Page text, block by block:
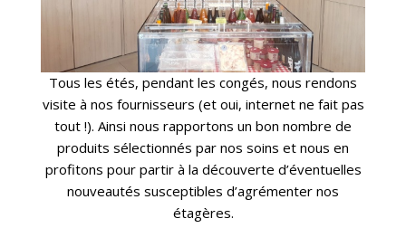
Tous les étés, pendant les congés, nous rendons
visite à nos fournisseurs (et oui, internet ne fait pas
tout !). Ainsi nous rapportons un bon nombre de
produits sélectionnés par nos soins et nous en
profitons pour partir à la découverte d’éventuelles
nouveautés susceptibles d’agrémenter nos
étagères.